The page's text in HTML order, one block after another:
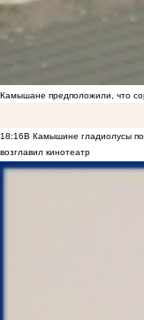
Камышане предположили, что
18:16В Камышине гладиолусы
возглавил кинотеатр